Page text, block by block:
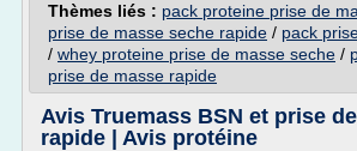
Thèmes liés : pack proteine prise de
prise de masse seche rapide / pack
/ whey proteine prise de masse seche /
prise de masse rapide
Avis Truemass BSN et prise
rapide | Avis protéine